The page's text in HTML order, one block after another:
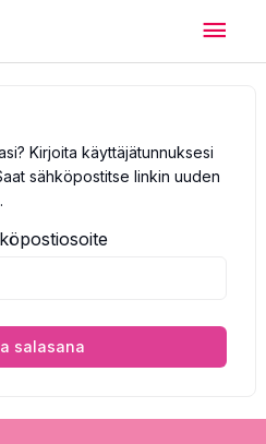
Kirjoita käyttäjätunnuksesi
sähköpostitse linkin uuden
salasana